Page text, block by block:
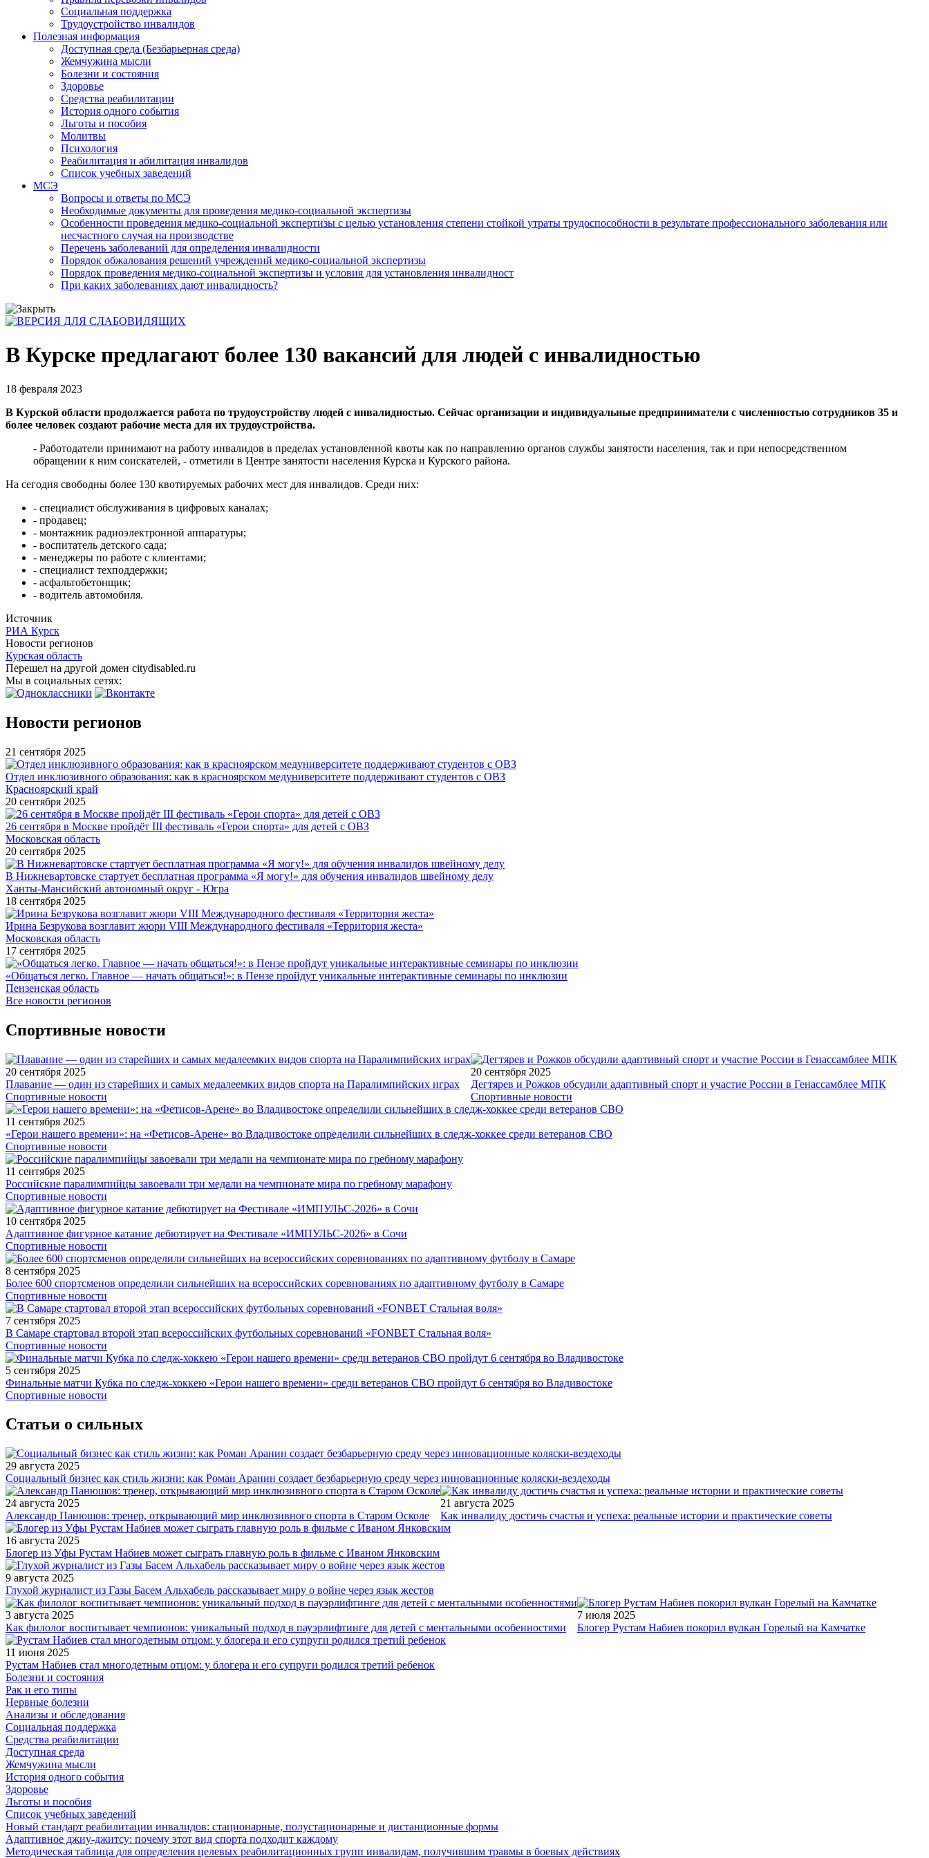
Социальная поддержка
Трудоустройство инвалидов
Полезная информация
Доступная среда (Безбарьерная среда)
Жемчужина мысли
Болезни и состояния
Здоровье
Средства реабилитации
История одного события
Льготы и пособия
Молитвы
Психология
Реабилитация и абилитация инвалидов
Список учебных заведений
МСЭ
Вопросы и ответы по МСЭ
Необходимые документы для проведения медико-социальной экспертизы
Особенности проведения медико-социальной экспертизы с целью установления степени стойкой утраты трудоспособности в результате профессионального заболевания или
несчастного случая на производстве
Перечень заболеваний для определения инвалидности
Порядок обжалования решений учреждений медико-социальной экспертизы
Порядок проведения медико-социальной экспертизы и условия для установления инвалидност
При каких заболеваниях дают инвалидность?
В Курске предлагают более 130 вакансий для людей с инвалидностью
18 февраля 2023
В Курской области продолжается работа по трудоустройству людей с инвалидностью. Сейчас организации и индивидуальные предприниматели с численностью сотрудников 35 и
более человек создают рабочие места для их трудоустройства.
- Работодатели принимают на работу инвалидов в пределах установленной квоты как по направлению органов службы занятости населения, так и при непосредственном
обращении к ним соискателей, - отметили в Центре занятости населения Курска и Курского района.
На сегодня свободны более 130 квотируемых рабочих мест для инвалидов. Среди них:
- специалист обслуживания в цифровых каналах;
- продавец;
- монтажник радиоэлектронной аппаратуры;
- воспитатель детского сада;
- менеджеры по работе с клиентами;
- специалист техподдержки;
- асфальтобетонщик;
- водитель автомобиля.
Источник
РИА Курск
Новости регионов
Курская область
Перешел на другой домен citydisabled.ru
Мы в социальных сетях:
Новости регионов
21 сентября 2025
Отдел инклюзивного образования: как в красноярском медуниверситете поддерживают студентов с ОВЗ
Красноярский край
20 сентября 2025
26 сентября в Москве пройдёт III фестиваль «Герои спорта» для детей с ОВЗ
Московская область
20 сентября 2025
В Нижневартовске стартует бесплатная программа «Я могу!» для обучения инвалидов швейному делу
Ханты-Мансийский автономный округ - Югра
18 сентября 2025
Ирина Безрукова возглавит жюри VIII Международного фестиваля «Территория жеста»
Московская область
17 сентября 2025
«Общаться легко. Главное — начать общаться!»: в Пензе пройдут уникальные интерактивные семинары по инклюзии
Пензенская область
Все новости регионов
Спортивные новости
20 сентября 2025
Плавание — один из старейших и самых медалеемких видов спорта на Паралимпийских играх
Спортивные новости
20 сентября 2025
Дегтярев и Рожков обсудили адаптивный спорт и участие России в Генассамблее МПК
Спортивные новости
11 сентября 2025
«Герои нашего времени»: на «Фетисов-Арене» во Владивостоке определили сильнейших в следж-хоккее среди ветеранов СВО
Спортивные новости
11 сентября 2025
Российские паралимпийцы завоевали три медали на чемпионате мира по гребному марафону
Спортивные новости
10 сентября 2025
Адаптивное фигурное катание дебютирует на Фестивале «ИМПУЛЬС-2026» в Сочи
Спортивные новости
8 сентября 2025
Более 600 спортсменов определили сильнейших на всероссийских соревнованиях по адаптивному футболу в Самаре
Спортивные новости
7 сентября 2025
В Самаре стартовал второй этап всероссийских футбольных соревнований «FONBET Стальная воля»
Спортивные новости
5 сентября 2025
Финальные матчи Кубка по следж-хоккею «Герои нашего времени» среди ветеранов СВО пройдут 6 сентября во Владивостоке
Спортивные новости
Статьи о сильных
29 августа 2025
Социальный бизнес как стиль жизни: как Роман Аранин создает безбарьерную среду через инновационные коляски-вездеходы
24 августа 2025
Александр Панюшов: тренер, открывающий мир инклюзивного спорта в Старом Осколе
21 августа 2025
Как инвалиду достичь счастья и успеха: реальные истории и практические советы
16 августа 2025
Блогер из Уфы Рустам Набиев может сыграть главную роль в фильме с Иваном Янковским
9 августа 2025
Глухой журналист из Газы Басем Альхабель рассказывает миру о войне через язык жестов
3 августа 2025
Как филолог воспитывает чемпионов: уникальный подход в пауэрлифтинге для детей с ментальными особенностями
7 июля 2025
Блогер Рустам Набиев покорил вулкан Горелый на Камчатке
11 июня 2025
Рустам Набиев стал многодетным отцом: у блогера и его супруги родился третий ребенок
Болезни и состояния
Рак и его типы
Нервные болезни
Анализы и обследования
Социальная поддержка
Средства реабилитации
Доступная среда
Жемчужина мысли
История одного события
Здоровье
Льготы и пособия
Список учебных заведений
Новый стандарт реабилитации инвалидов: стационарные, полустационарные и дистанционные формы
Адаптивное джиу-джитсу: почему этот вид спорта подходит каждому
Методическая таблица для определения целевых реабилитационных групп инвалидам, получившим травмы в боевых действиях